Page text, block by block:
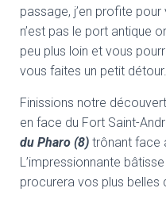
passage, j’en profite
n’est pas le port antique
peu plus loin et vous
vous faites un petit détour.
Finissions notre
en face du Fort Saint-
du Pharo (8) trônant face
L’impressionnante
procurera vos plus belles